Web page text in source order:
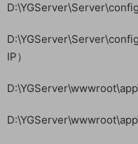
IP）